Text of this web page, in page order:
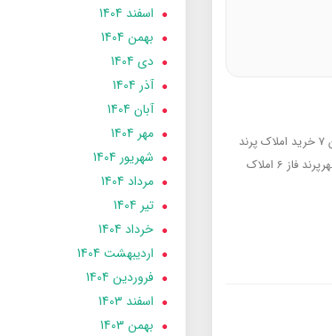
خرید املاک پرند
فاز 6
املاک
اسفند 1404
بهمن 1404
دی 1404
آذر 1404
آبان 1404
مهر 1404
شهریور 1404
مرداد 1404
تير 1404
خرداد 1404
ارديبهشت 1404
فروردین 1404
اسفند 1403
بهمن 1403